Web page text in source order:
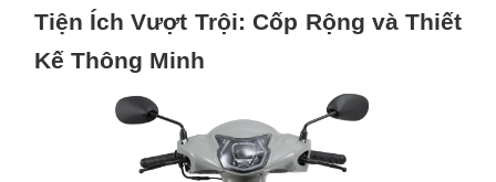
Tiện Ích Vượt Trội: Cốp Rộng và Thiết
Kế Thông Minh